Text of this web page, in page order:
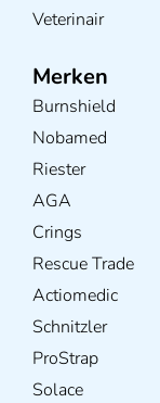
Veterinair
Merken
Burnshield
Nobamed
Riester
AGA
Crings
Rescue Trade
Actiomedic
Schnitzler
ProStrap
Solace